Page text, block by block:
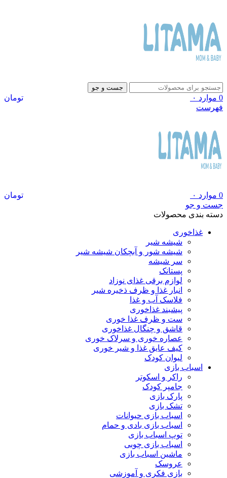
جست و جو
0 موارد ۰
تومان
فهرست
0 موارد ۰
تومان
جست و جو
دسته بندی محصولات
غذاخوری
شیشه شیر
شیشه ‌شور و آبچکان شیشه‌ شیر
سر شیشه
پستانک
لوازم برقی غذای نوزاد
انبار غذا و ظرف ذخیره شیر
فلاسک آب و غذا
پیشبند غذاخوری
ست و ظرف غذا خوری
قاشق و چنگال غذاخوری
عصاره خوری و سرلاک خوری
کیف عایق غذا و شیر خوری
لیوان کودک
اسباب بازی
راکر و اسکوتر
جامپر کودک
پارک بازی
تشک بازی
اسباب بازی حیوانات
اسباب بازی بادی و حمام
توپ اسباب بازی
اسباب بازی چوبی
ماشین اسباب بازی
عروسک
بازی فکری و آموزشی